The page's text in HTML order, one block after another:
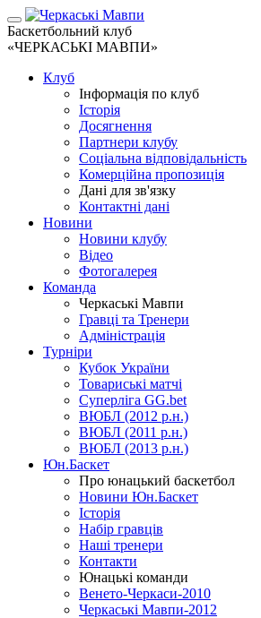
Баскетбольний клуб
«ЧЕРКАСЬКІ МАВПИ»
Клуб
Інформація по клуб
Історія
Досягнення
Партнери клубу
Соціальна відповідальність
Комерційна пропозиція
Дані для зв'язку
Контактні дані
Новини
Новини клубу
Відео
Фотогалерея
Команда
Черкаські Мавпи
Гравці та Тренери
Адміністрація
Турніри
Кубок України
Товариські матчі
Суперліга GG.bet
ВЮБЛ (2012 р.н.)
ВЮБЛ (2011 р.н.)
ВЮБЛ (2013 р.н.)
Юн.Баскет
Про юнацький баскетбол
Новини Юн.Баскет
Історія
Набір гравців
Наші тренери
Контакти
Юнацькі команди
Венето-Черкаси-2010
Черкаські Мавпи-2012